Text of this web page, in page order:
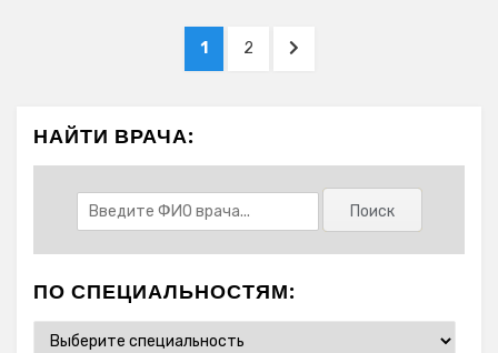
PAGE
1 PAGE
2
NEXT
НАЙТИ ВРАЧА:
ПО СПЕЦИАЛЬНОСТЯМ: